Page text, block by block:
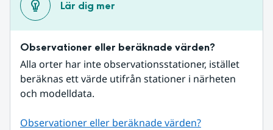
Lär dig mer
Observationer eller beräknade värden?
Alla orter har inte observationsstationer, istället
beräknas ett värde utifrån stationer i närheten
och modelldata.
Observationer eller beräknade värden?